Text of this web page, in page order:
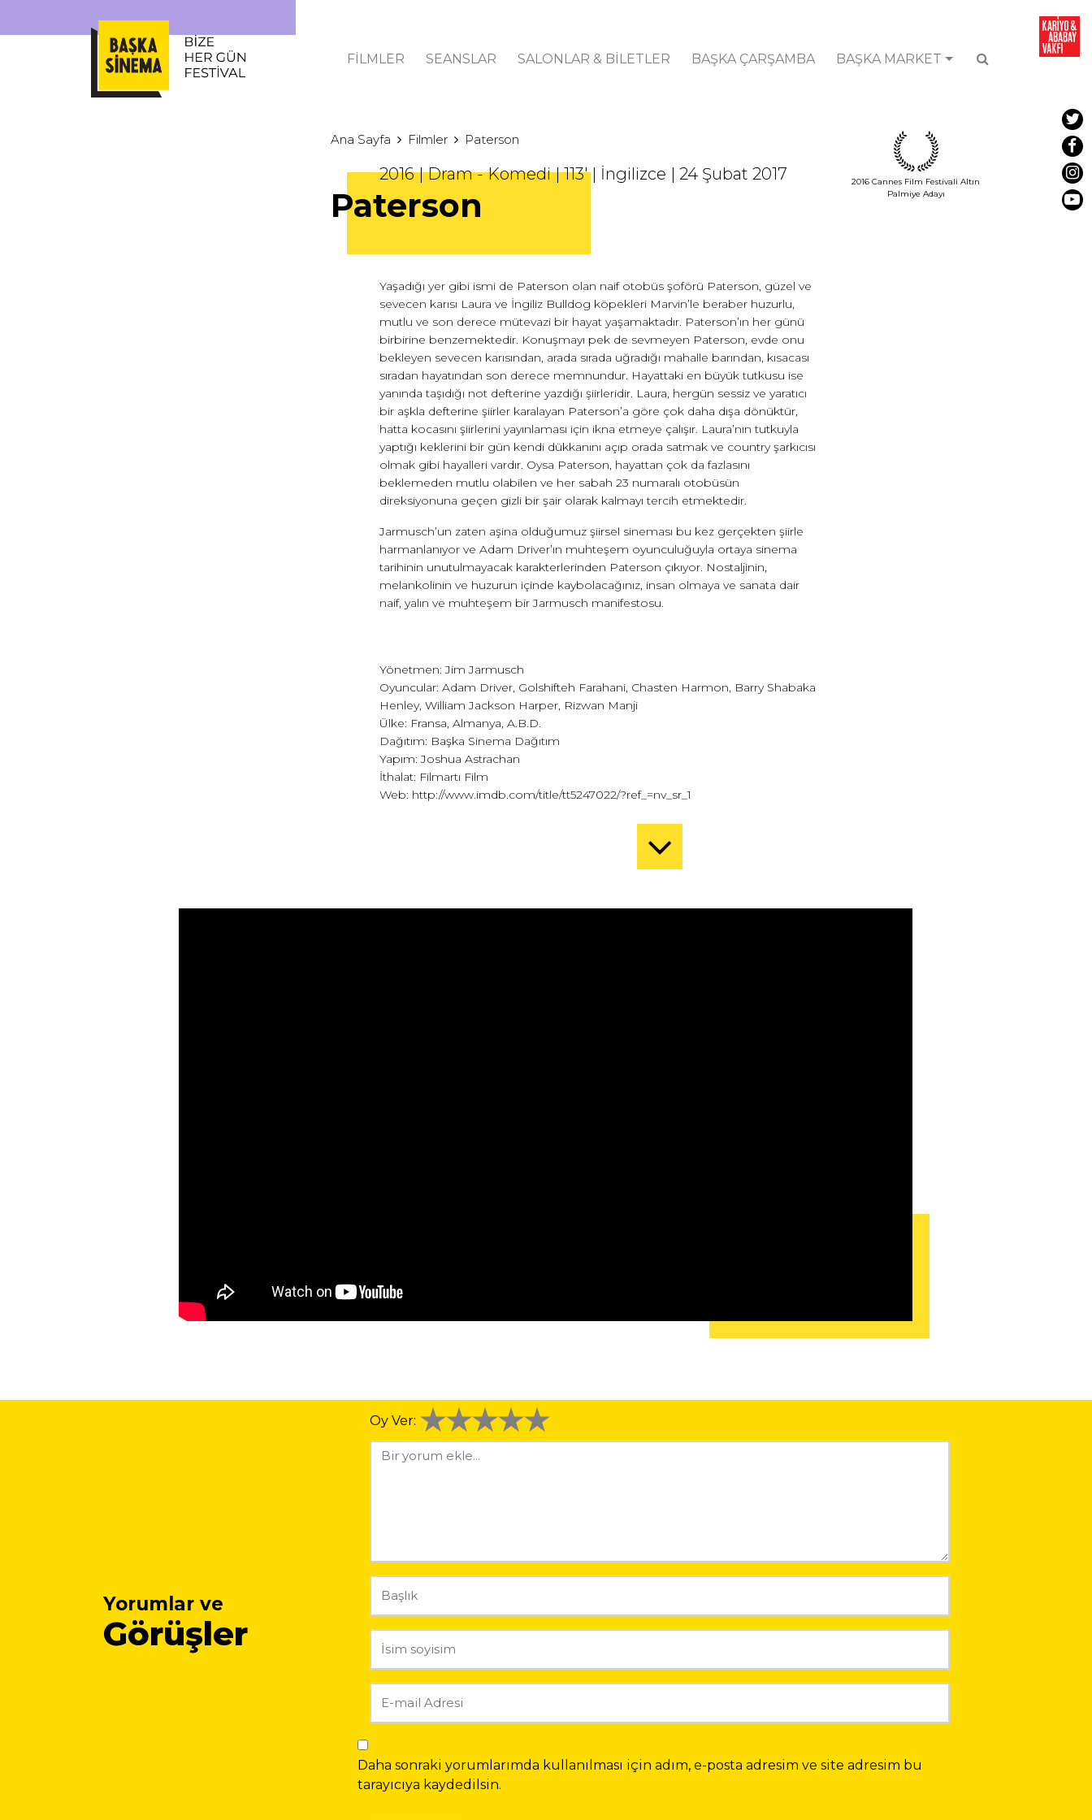
FİLMLER SEANSLAR SALONLAR & BİLETLER BAŞKA ÇARŞAMBA BAŞKA MARKET
Ana Sayfa Filmler Paterson
2016 | Dram - Komedi | 113' | İngilizce | 24 Şubat 2017
Paterson
Yaşadığı yer gibi ismi de Paterson olan naif otobüs şoförü Paterson, güzel ve
sevecen karısı Laura ve İngiliz Bulldog köpekleri Marvin’le beraber huzurlu,
mutlu ve son derece mütevazi bir hayat yaşamaktadır. Paterson’ın her günü
birbirine benzemektedir. Konuşmayı pek de sevmeyen Paterson, evde onu
bekleyen sevecen karısından, arada sırada uğradığı mahalle barından, kısacası
sıradan hayatından son derece memnundur. Hayattaki en büyük tutkusu ise
yanında taşıdığı not defterine yazdığı şiirleridir. Laura, hergün sessiz ve yaratıcı
bir aşkla defterine şiirler karalayan Paterson’a göre çok daha dışa dönüktür,
hatta kocasını şiirlerini yayınlaması için ikna etmeye çalışır. Laura’nın tutkuyla
yaptığı keklerini bir gün kendi dükkanını açıp orada satmak ve country şarkıcısı
olmak gibi hayalleri vardır. Oysa Paterson, hayattan çok da fazlasını
beklemeden mutlu olabilen ve her sabah 23 numaralı otobüsün
direksiyonuna geçen gizli bir şair olarak kalmayı tercih etmektedir.
Jarmusch’un zaten aşina olduğumuz şiirsel sineması bu kez gerçekten şiirle
harmanlanıyor ve Adam Driver’ın muhteşem oyunculuğuyla ortaya sinema
tarihinin unutulmayacak karakterlerinden Paterson çıkıyor. Nostaljinin,
melankolinin ve huzurun içinde kaybolacağınız, insan olmaya ve sanata dair
naif, yalın ve muhteşem bir Jarmusch manifestosu.
Yönetmen: Jim Jarmusch
Oyuncular: Adam Driver, Golshifteh Farahani, Chasten Harmon, Barry Shabaka
Henley, William Jackson Harper, Rizwan Manji
Ülke: Fransa, Almanya, A.B.D.
Dağıtım: Başka Sinema Dağıtım
Yapım: Joshua Astrachan
İthalat: Filmartı Film
Web: http://www.imdb.com/title/tt5247022/?ref_=nv_sr_1
2016 Cannes Film Festivali Altın
Palmiye Adayı
Yorumlar ve
Görüşler
Oy Ver:
Daha sonraki yorumlarımda kullanılması için adım, e-posta adresim ve site adresim bu
tarayıcıya kaydedilsin.